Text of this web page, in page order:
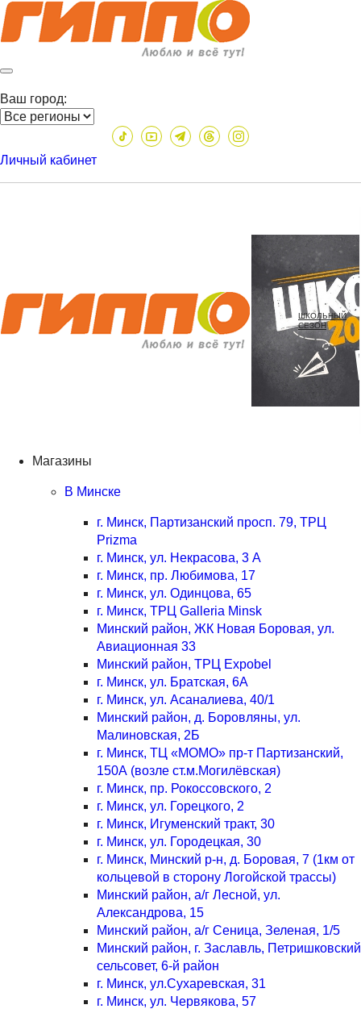
Ваш город:
Личный кабинет
ШКОЛЬНЫЙ
СЕЗОН
Магазины
В Минске
г. Минск, Партизанский просп. 79, ТРЦ
Prizma
г. Минск, ул. Некрасова, 3 А
г. Минск, пр. Любимова, 17
г. Минск, ул. Одинцова, 65
г. Минск, ТРЦ Galleria Minsk
Минский район, ЖК Новая Боровая, ул.
Авиационная 33
Минский район, ТРЦ Expobel
г. Минск, ул. Братская, 6А
г. Минск, ул. Асаналиева, 40/1
Минский район, д. Боровляны, ул.
Малиновская, 2Б
г. Минск, ТЦ «МОМО» пр-т Партизанский,
150А (возле ст.м.Могилёвская)
г. Минск, пр. Рокоссовского, 2
г. Минск, ул. Горецкого, 2
г. Минск, Игуменский тракт, 30
г. Минск, ул. Городецкая, 30
г. Минск, Минский р-н, д. Боровая, 7 (1км от
кольцевой в сторону Логойской трассы)
Минский район, а/г Лесной, ул.
Александрова, 15
Минский район, а/г Сеница, Зеленая, 1/5
Минский район, г. Заславль, Петришковский
сельсовет, 6-й район
г. Минск, ул.Сухаревская, 31
г. Минск, ул. Червякова, 57